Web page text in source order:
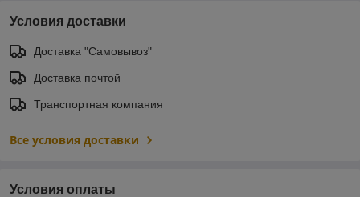
Условия доставки
Доставка "Самовывоз"
Доставка почтой
Транспортная компания
Все условия доставки
Условия оплаты